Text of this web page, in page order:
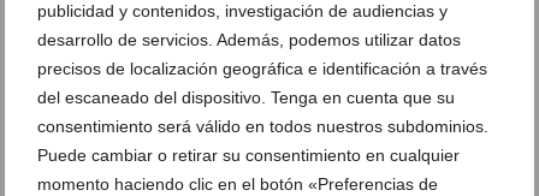
publicidad y contenidos, investigación de audiencias y
desarrollo de servicios. Además, podemos utilizar datos
precisos de localización geográfica e identificación a través
del escaneado del dispositivo. Tenga en cuenta que su
consentimiento será válido en todos nuestros subdominios.
Puede cambiar o retirar su consentimiento en cualquier
momento haciendo clic en el botón «Preferencias de
Viernes 22 de junio: Día de la
ofrenda
12:30 horas . Pasacalle de la Corte de Honor, Damas
Centro Histórico.